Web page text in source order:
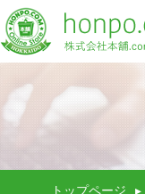
トップページ ▸